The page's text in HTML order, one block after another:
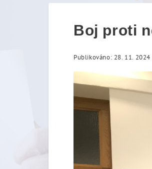
Boj proti
Publikováno: 28. 11. 2024